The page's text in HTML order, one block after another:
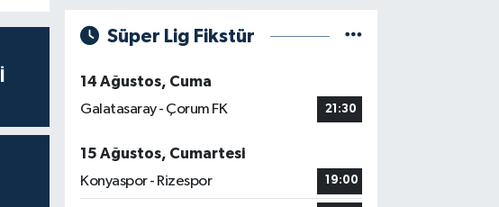
Süper Lig Fikstür
14 Ağustos, Cuma
Galatasaray - Çorum FK
21:30
15 Ağustos, Cumartesi
Konyaspor - Rizespor
19:00